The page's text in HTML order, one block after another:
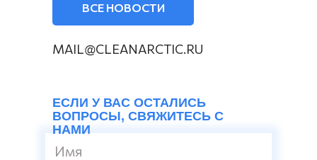
ВСЕ НОВОСТИ
ЕСЛИ У ВАС ОСТАЛИСЬ
ВОПРОСЫ, СВЯЖИТЕСЬ С
НАМИ
Имя
MAIL@CLEANARCTIC.RU